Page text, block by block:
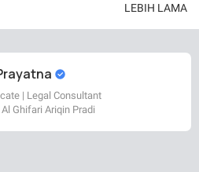
LEBIH LAMA
| Legal Consultant
Ghifari Ariqin Pradi